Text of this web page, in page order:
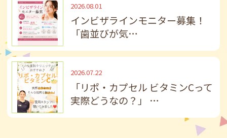
2026.07.22
8月診療日のお知らせ
8/2(日)、6(木)、9(日)、11(火)～16(日)、
20(木)、23(日)、27(木)、30(日)は休診でご
ざいます。
ご迷惑おかけしますが、よろしくお願いい
たします🦷
2026.07.14
2026.08.01
インビザラインモニター募集！
「歯並びが気…
2026.07.22
「リポ・カプセル ビタミンCって
実際どうなの？」 …